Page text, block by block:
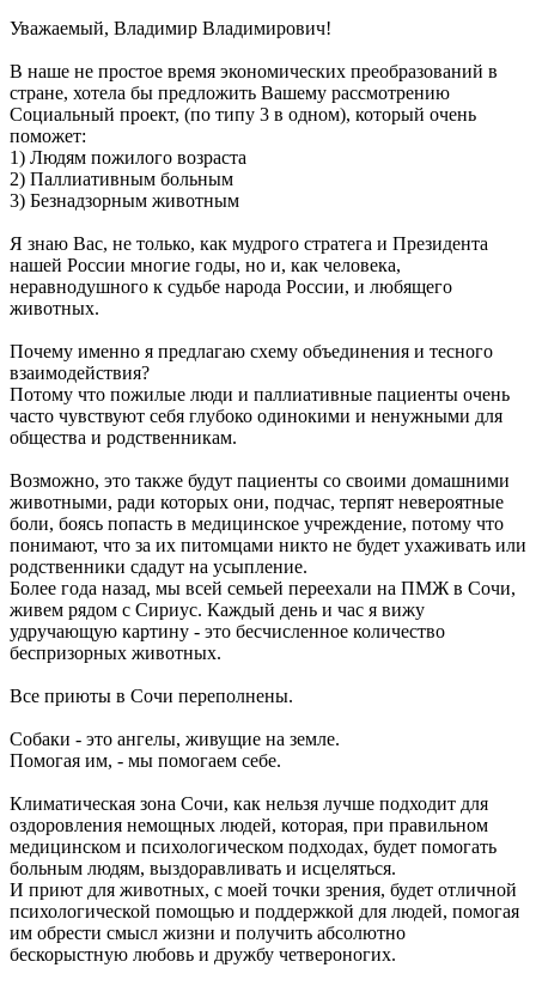
Уважаемый, Владимир Владимирович!
В наше не простое время экономических преобразований в
стране, хотела бы предложить Вашему рассмотрению
Социальный проект, (по типу 3 в одном), который очень
поможет:
1) Людям пожилого возраста
2) Паллиативным больным
3) Безнадзорным животным
Я знаю Вас, не только, как мудрого стратега и Президента
нашей России многие годы, но и, как человека,
неравнодушного к судьбе народа России, и любящего
животных.
Почему именно я предлагаю схему объединения и тесного
взаимодействия?
Потому что пожилые люди и паллиативные пациенты очень
часто чувствуют себя глубоко одинокими и ненужными для
общества и родственникам.
Возможно, это также будут пациенты со своими домашними
животными, ради которых они, подчас, терпят невероятные
боли, боясь попасть в медицинское учреждение, потому что
понимают, что за их питомцами никто не будет ухаживать или
родственники сдадут на усыпление.
Более года назад, мы всей семьей переехали на ПМЖ в Сочи,
живем рядом с Сириус. Каждый день и час я вижу
удручающую картину - это бесчисленное количество
беспризорных животных.
Все приюты в Сочи переполнены.
Собаки - это ангелы, живущие на земле.
Помогая им, - мы помогаем себе.
Климатическая зона Сочи, как нельзя лучше подходит для
оздоровления немощных людей, которая, при правильном
медицинском и психологическом подходах, будет помогать
больным людям, выздоравливать и исцеляться.
И приют для животных, с моей точки зрения, будет отличной
психологической помощью и поддержкой для людей, помогая
им обрести смысл жизни и получить абсолютно
бескорыстную любовь и дружбу четвероногих.